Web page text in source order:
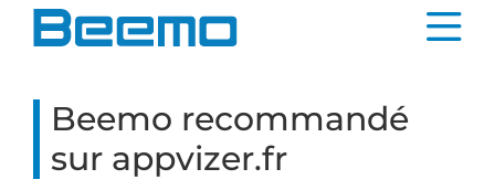
principal
Beemo recommandé
sur appvizer.fr